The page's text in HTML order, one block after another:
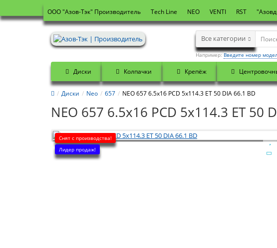
OOO "Азов-Тэк" Производитель Tech Line NEO VENTI RST
Все категории
Например:Введите номер
Диски Колпачки Крепёж
Диски Neo 657 NEO 657 6.5x16 PCD 5x114.3 ET 50 DIA 66.1 BD
NEO 657 6.5x16 PCD 5x114.3 ET 50
Снят с производства!
Лидер продаж!